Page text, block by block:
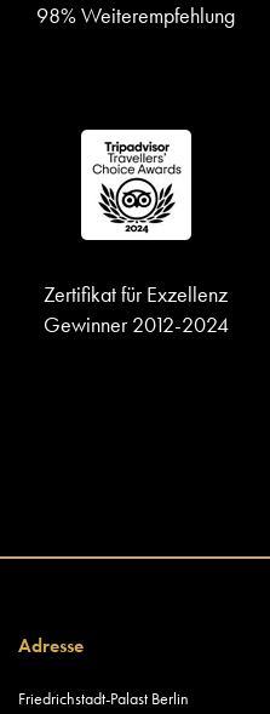
98% Weiterempfehlung
Zertifikat für Exzellenz
Gewinner 2012-2024
Adresse
Friedrichstadt-Palast Berlin